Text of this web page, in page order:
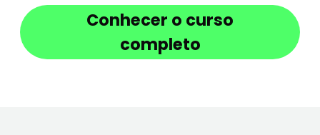
Conhecer o curso
completo